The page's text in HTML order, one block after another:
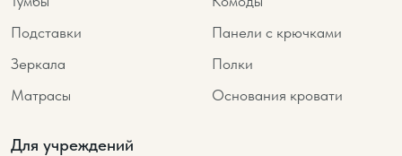
Подставки
Панели с крючками
Зеркала
Полки
Матрасы
Основания кровати
Для учреждений